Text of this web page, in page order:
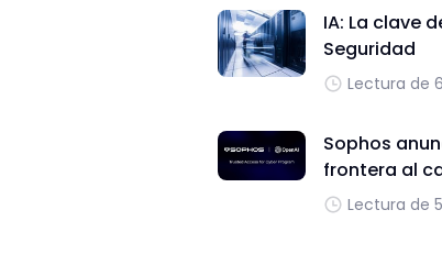
IA: La clave
Seguridad
Lectura de
Sophos
frontera al
Lectura de